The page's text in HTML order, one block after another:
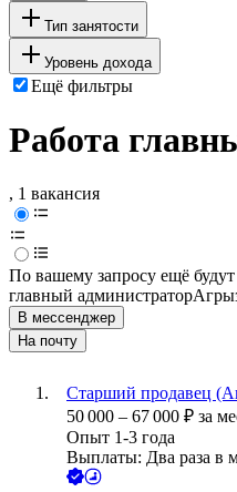
Тип занятости
Уровень дохода
Ещё фильтры
Работа
, 1 вакансия
По вашему запросу ещё
главный администратор
В мессенджер
На почту
Старший продавец
50 000 – 67 000 ₽ за
Опыт 1-3 года
Выплаты: Два раза в